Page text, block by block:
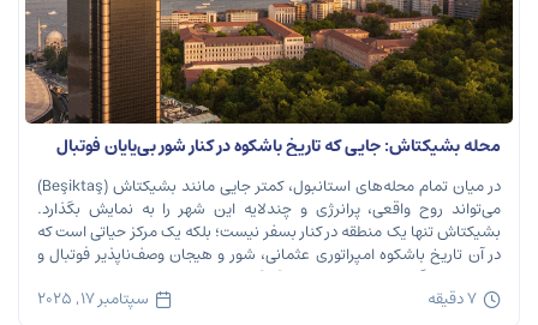
محله بشیکتاش: جایی که تاریخ باشکوه در کنار شور بی‌پایان فوتبال
نفس می‌کشد
در میان تمام محله‌های استانبول، کمتر جایی مانند بشیکتاش (Beşiktaş)
می‌تواند روح واقعی، پرانرژی و چندلایه این شهر را به نمایش بگذارد.
بشیکتاش تنها یک منطقه در کنار بسفر نیست؛ بلکه یک مرکز حیاتی است که
در آن تاریخ باشکوه امپراتوری عثمانی، شور و هیجان وصف‌ناپذیر فوتبال و
ریتم تند زندگی مدرن شهری در هم […]
7 دقیقه سپتامبر 17, 2025